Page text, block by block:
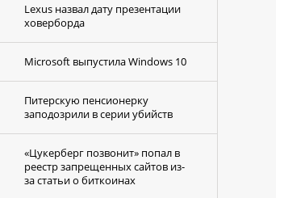
Lexus назвал дату презентации
ховерборда
Microsoft выпустила Windows 10
Питерскую пенсионерку
заподозрили в серии убийств
«Цукерберг позвонит» попал в
реестр запрещенных сайтов из-
за статьи о биткоинах